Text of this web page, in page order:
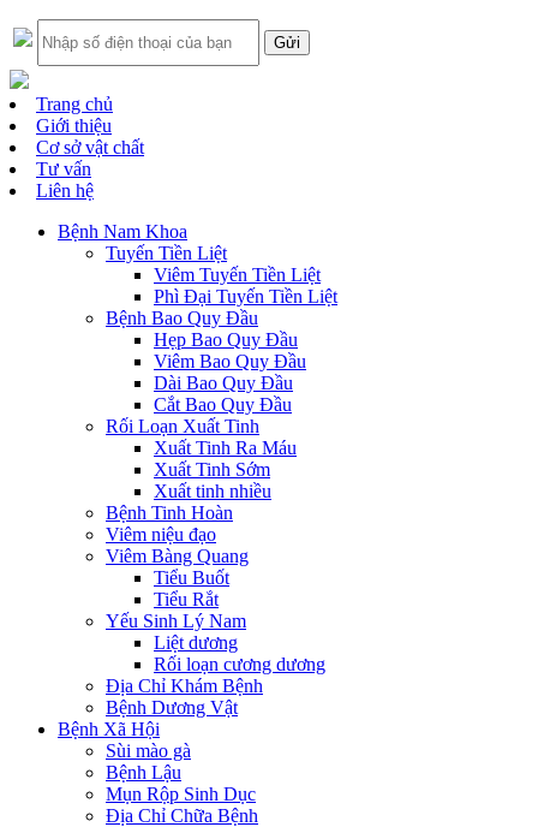
Trang chủ
Giới thiệu
Cơ sở vật chất
Tư vấn
Liên hệ
Bệnh Nam Khoa
Tuyến Tiền Liệt
Viêm Tuyến Tiền Liệt
Phì Đại Tuyến Tiền Liệt
Bệnh Bao Quy Đầu
Hẹp Bao Quy Đầu
Viêm Bao Quy Đầu
Dài Bao Quy Đầu
Cắt Bao Quy Đầu
Rối Loạn Xuất Tinh
Xuất Tinh Ra Máu
Xuất Tinh Sớm
Xuất tinh nhiều
Bệnh Tinh Hoàn
Viêm niệu đạo
Viêm Bàng Quang
Tiểu Buốt
Tiểu Rắt
Yếu Sinh Lý Nam
Liệt dương
Rối loạn cương dương
Địa Chỉ Khám Bệnh
Bệnh Dương Vật
Bệnh Xã Hội
Sùi mào gà
Bệnh Lậu
Mụn Rộp Sinh Dục
Địa Chỉ Chữa Bệnh